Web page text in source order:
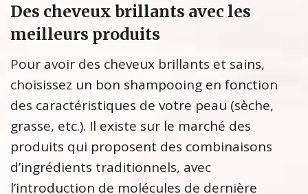
Des cheveux brillants avec les
meilleurs produits
Pour avoir des cheveux brillants et sains,
choisissez un bon shampooing en fonction
des caractéristiques de votre peau (sèche,
grasse, etc.). Il existe sur le marché des
produits qui proposent des combinaisons
d’ingrédients traditionnels, avec
l’introduction de molécules de dernière